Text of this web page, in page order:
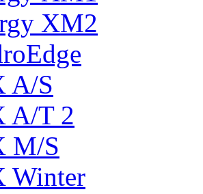
XM2
A/S
A/T 2
M/S
Winter